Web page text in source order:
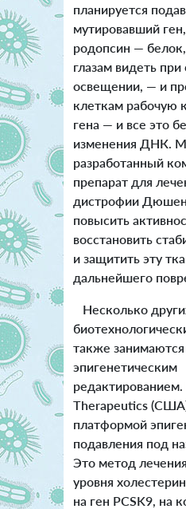
планируется
мутировавший
родопсин —
глазам видеть
освещении, — и
клеткам рабочую
гена — и все это
изменения ДНК.
разработанный
препарат для
дистрофии
повысить
восстановить
и защитить эту
дальнейшего
Несколько
также занимаются
эпигенетическим
Therapeutics (США)
платформой
подавления под
Это метод
уровня
на ген PCSK9, на